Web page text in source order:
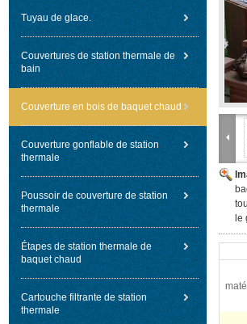
Tuyau de glace.
Couvertures de station thermale de
bain
Couverture en bois de baquet chaud
Couverture gonflable de station
thermale
Poussoir de couverture de station
thermale
Étapes de station thermale de
baquet chaud
Cartouche filtrante de station
thermale
le